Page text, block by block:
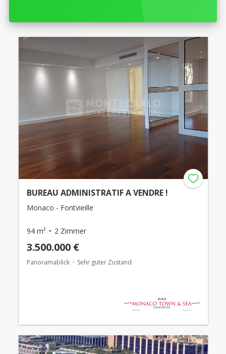
BUREAU ADMINISTRATIF A VENDRE !
Monaco - Fontvieille
94 m² 2 Zimmer
3.500.000 €
Panoramablick Sehr guter Zustand